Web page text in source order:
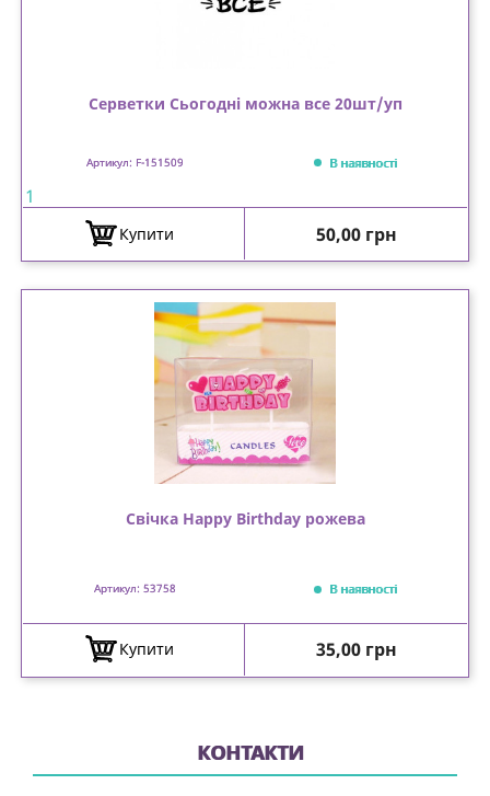
Серветки Сьогодні можна все 20шт/уп
Артикул: F-151509 В наявності
1
Купити Ціна
50,00 грн
Свічка Happy Birthday рожева
Артикул: 53758 В наявності
Купити Ціна
35,00 грн
КОНТАКТИ